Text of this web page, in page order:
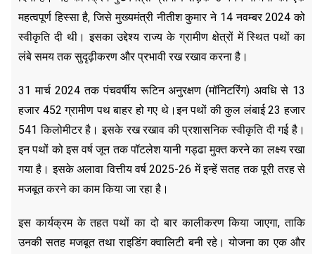
महत्वपूर्ण हिस्सा है, जिसे मुख्यमंत्री नीतीश कुमार ने 14 नवम्बर 2024 को
स्वीकृति दी थी। इसका उद्देश्य राज्य के ग्रामीण क्षेत्रों में स्थित पथों का
लंबे समय तक सुदृढ़ीकरण और प्रभावी रख रखाव करना है।
31 मार्च 2024 तक पंचवर्षीय रूटिन अनुरक्षण (मॉनिटरिंग) अवधि से 13
हजार 452 ग्रामीण पथ बाहर हो गए थे।इन पथों की कुल लंबाई 23 हजार
541 किलोमीटर है। इसके रख रखाव की प्रशासनिक स्वीकृति दी गई है।
इन पथों को इस वर्ष जून तक पॉटलेश यानी गड्ढा मुक्त करने का लक्ष्य रखा
गया है। इसके अलावा वित्तीय वर्ष 2025-26 में इन्हें सतह तक पूरी तरह से
मजबूत करने का काम किया जा रहा है।
इस कार्यक्रम के तहत पथों का दो बार कालीकरण किया जाएगा, ताकि
उनकी सतह मजबूत तथा राइडिंग क्वालिटी बनी रहे। योजना का एक और